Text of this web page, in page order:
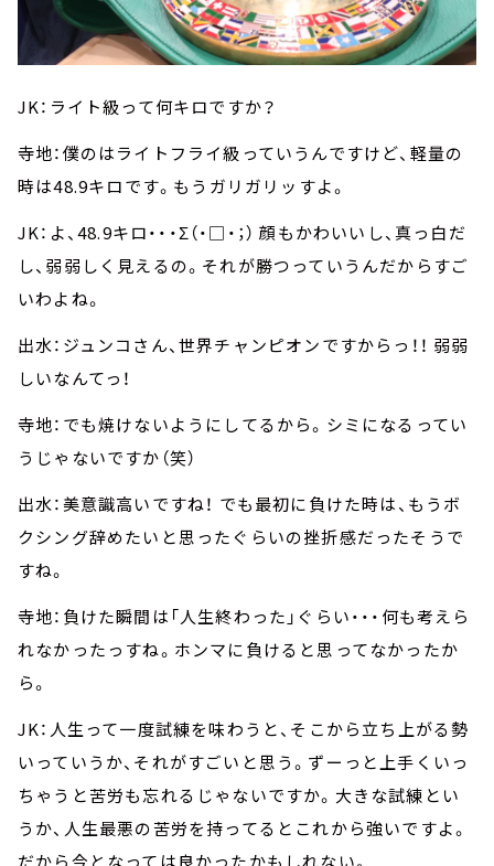
JK：ライト級って何キロですか？
寺地：僕のはライトフライ級っていうんですけど、軽量の
時は48.9キロです。もうガリガリッすよ。
JK：よ、48.9キロ・・・Σ（・□・；） 顔もかわいいし、真っ白だ
し、弱弱しく見えるの。それが勝つっていうんだからすご
いわよね。
出水：ジュンコさん、世界チャンピオンですからっ！！ 弱弱
しいなんてっ！
寺地：でも焼けないようにしてるから。シミになるってい
うじゃないですか（笑）
出水：美意識高いですね！ でも最初に負けた時は、もうボ
クシング辞めたいと思ったぐらいの挫折感だったそうで
すね。
寺地：負けた瞬間は「人生終わった」ぐらい・・・何も考えら
れなかったっすね。ホンマに負けると思ってなかったか
ら。
JK：人生って一度試練を味わうと、そこから立ち上がる勢
いっていうか、それがすごいと思う。ずーっと上手くいっ
ちゃうと苦労も忘れるじゃないですか。大きな試練とい
うか、人生最悪の苦労を持ってるとこれから強いですよ。
だから今となっては良かったかもしれない。